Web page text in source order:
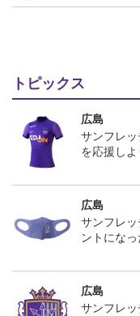
トピックス
広島
サンフレ
を応援しよ
広島
サンフレ
ントにな
広島
サンフレ